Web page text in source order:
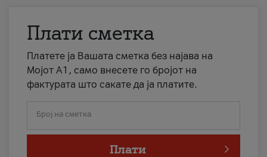
Плати сметка
Платете ја Вашата сметка без најава на
Мојот А1, само внесете го бројот на
фактурата што сакате да ја платите.
Број на сметка
Плати